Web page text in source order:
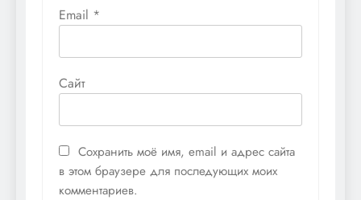
Email *
Сайт
Сохранить моё имя, email и адрес сайта
в этом браузере для последующих моих
комментариев.